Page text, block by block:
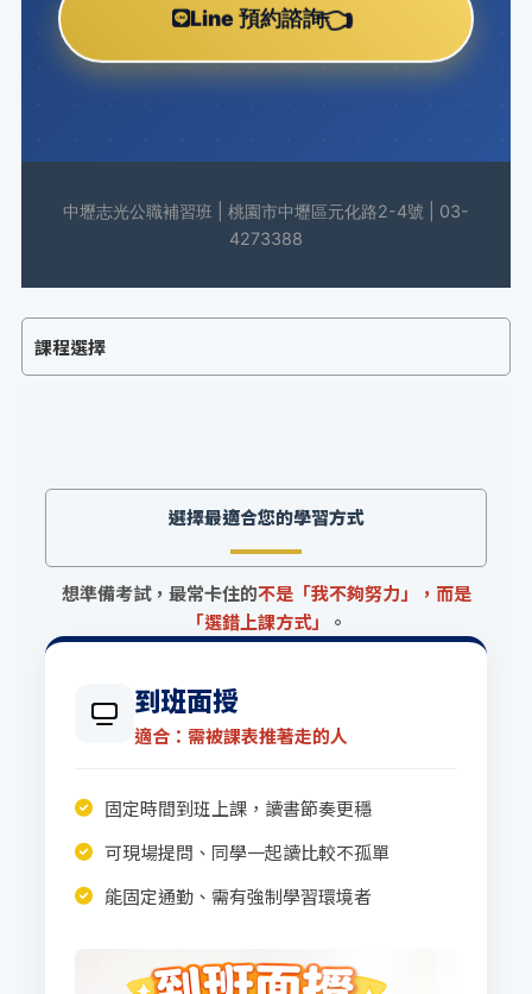
Line 預約諮詢👈
中壢志光公職補習班 | 桃園市中壢區元化路2-4號 | 03-
4273388
課程選擇
選擇最適合您的學習方式
想準備考試，最常卡住的不是「我不夠努力」，而是
「選錯上課方式」
。
到班面授
適合：需被課表推著走的人
固定時間到班上課，讀書節奏更穩
可現場提問、同學一起讀比較不孤單
能固定通勤、需有強制學習環境者